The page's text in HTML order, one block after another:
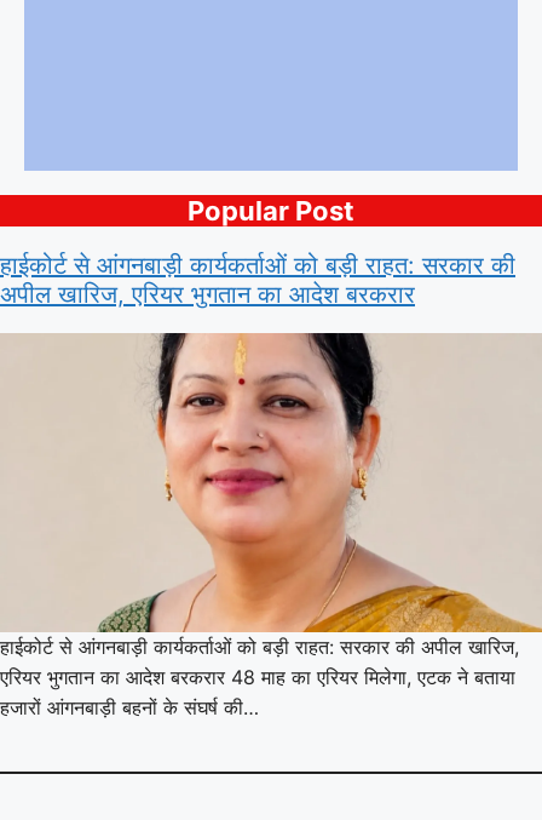
Popular Post
हाईकोर्ट से आंगनबाड़ी कार्यकर्ताओं को बड़ी राहत: सरकार की
अपील खारिज, एरियर भुगतान का आदेश बरकरार
हाईकोर्ट से आंगनबाड़ी कार्यकर्ताओं को बड़ी राहत: सरकार की अपील खारिज,
एरियर भुगतान का आदेश बरकरार 48 माह का एरियर मिलेगा, एटक ने बताया
हजारों आंगनबाड़ी बहनों के संघर्ष की…